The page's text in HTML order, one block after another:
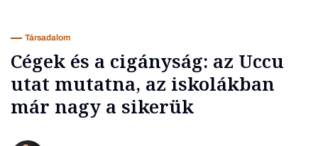
Üzlet
Társadalom
Cégek és a cigányság: az Uccu
utat mutatna, az iskolákban
már nagy a sikerük